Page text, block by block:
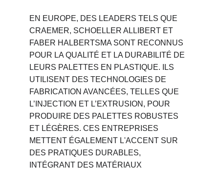
EN EUROPE, DES LEADERS TELS QUE
CRAEMER, SCHOELLER ALLIBERT ET
FABER HALBERTSMA SONT RECONNUS
POUR LA QUALITÉ ET LA DURABILITÉ DE
LEURS PALETTES EN PLASTIQUE. ILS
UTILISENT DES TECHNOLOGIES DE
FABRICATION AVANCÉES, TELLES QUE
L’INJECTION ET L’EXTRUSION, POUR
PRODUIRE DES PALETTES ROBUSTES
ET LÉGÈRES. CES ENTREPRISES
METTENT ÉGALEMENT L'ACCENT SUR
DES PRATIQUES DURABLES,
INTÉGRANT DES MATÉRIAUX